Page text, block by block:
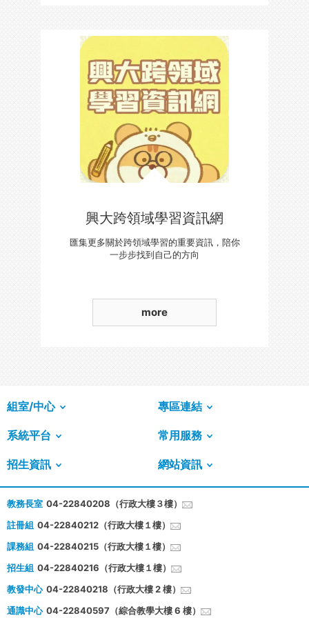
興大跨領域學習資訊網
匯集更多關於跨領域學習的重要資訊，陪你
一步步找到自己的方向
more
組室/中心 專區連結
系統平台 常用服務
招生資訊 網站資訊
教務長室 04-22840208（行政大樓３樓）
註冊組 04-22840212（行政大樓１樓）
課務組 04-22840215（行政大樓１樓）
招生組 04-22840216（行政大樓１樓）
教發中心 04-22840218（行政大樓 2 樓）
通識中心 04-22840597（綜合教學大樓 6 樓）